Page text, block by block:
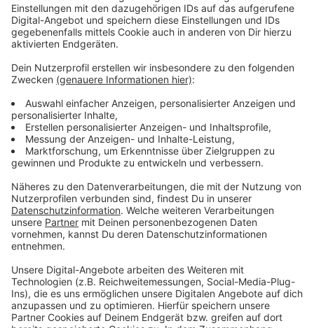
Gemeinsam schlagen sich Joel und Ellie durch ganz
Nordamerika, kämpfen ums Überleben gegen Untote
und können sich dabei nur auf sich selbst verlassen.
Anzeige
© Streaming-Dienst: Sky / Wow
Ellie muss vorsichtig gegenüber Fremden sein. Denn
die Kleine trägt etwas in sich, was viele gerne haben
wollen.